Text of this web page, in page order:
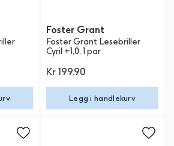
Foster Grant
Foster Grant Lesebriller
Cyril +1,0, 1 par
Kr 199,90
Legg i handlekurv